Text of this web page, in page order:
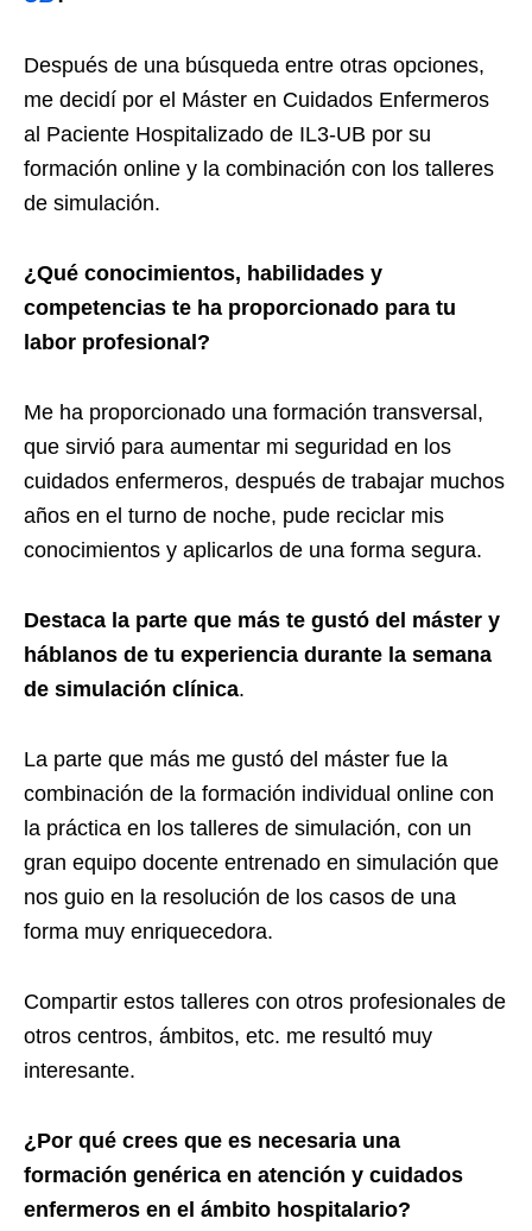
Después de una búsqueda entre otras opciones,
me decidí por el Máster en Cuidados Enfermeros
al Paciente Hospitalizado de IL3-UB por su
formación online y la combinación con los talleres
de simulación.
¿Qué conocimientos, habilidades y
competencias te ha proporcionado para tu
labor profesional?
Me ha proporcionado una formación transversal,
que sirvió para aumentar mi seguridad en los
cuidados enfermeros, después de trabajar muchos
años en el turno de noche, pude reciclar mis
conocimientos y aplicarlos de una forma segura.
Destaca la parte que más te gustó del máster y
háblanos de tu experiencia durante la semana
de simulación clínica.
La parte que más me gustó del máster fue la
combinación de la formación individual online con
la práctica en los talleres de simulación, con un
gran equipo docente entrenado en simulación que
nos guio en la resolución de los casos de una
forma muy enriquecedora.
Compartir estos talleres con otros profesionales de
otros centros, ámbitos, etc. me resultó muy
interesante.
¿Por qué crees que es necesaria una
formación genérica en atención y cuidados
enfermeros en el ámbito hospitalario?